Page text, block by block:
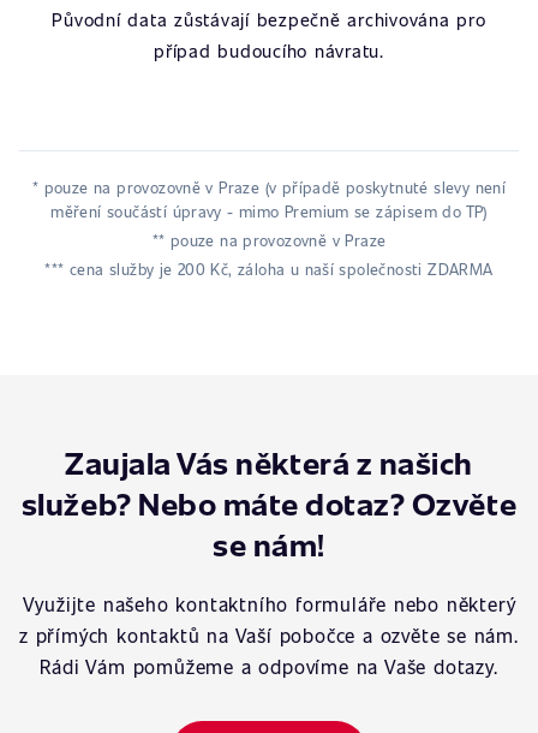
Původní data zůstávají bezpečně archivována pro
případ budoucího návratu.
* pouze na provozovně v Praze (v případě poskytnuté slevy není
měření součástí úpravy - mimo Premium se zápisem do TP)
** pouze na provozovně v Praze
*** cena služby je 200 Kč, záloha u naší společnosti ZDARMA
Zaujala Vás některá z našich
služeb? Nebo máte dotaz? Ozvěte
se nám!
Využijte našeho kontaktního formuláře nebo některý
z přímých kontaktů na Vaší pobočce a ozvěte se nám.
Rádi Vám pomůžeme a odpovíme na Vaše dotazy.